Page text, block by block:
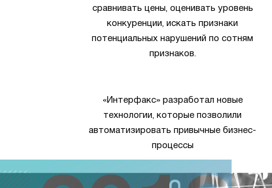
сравнивать цены, оценивать уровень
конкуренции, искать признаки
потенциальных нарушений по сотням
признаков.
«Интерфакс» разработал новые
технологии, которые позволили
автоматизировать привычные бизнес-
процессы